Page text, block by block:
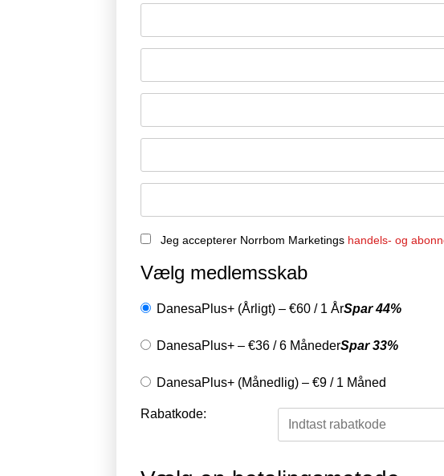
Jeg accepterer Norrbom Marketings handels- og
Vælg medlemsskab
DanesaPlus+ (Årligt) – €60 / 1 ÅrSpar 44%
DanesaPlus+ – €36 /6 MånederSpar 33%
DanesaPlus+ (Månedlig) – €9 / 1 Måned
Rabatkode: